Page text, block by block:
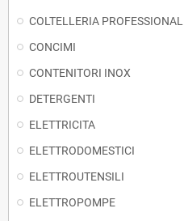
COLTELLERIA
CONCIMI
CONTENITORI INOX
DETERGENTI
ELETTRICITA
ELETTRODOMESTICI
ELETTROUTENSILI
ELETTROPOMPE